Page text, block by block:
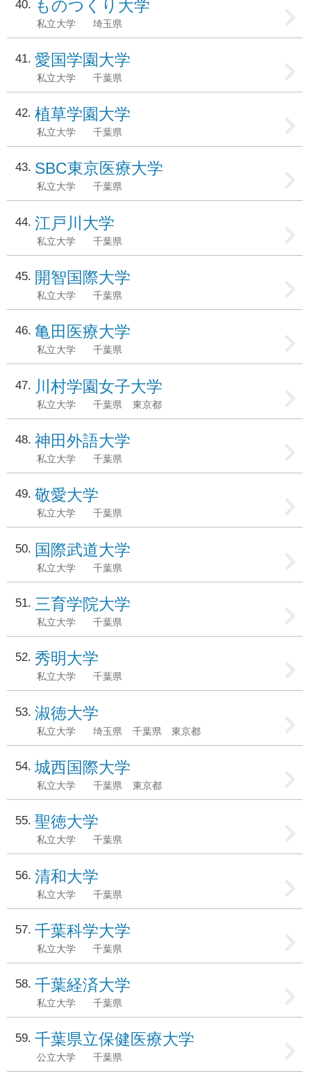
40 ものつくり大学
私立大学 埼玉県
41 愛国学園大学
私立大学 千葉県
42 植草学園大学
私立大学 千葉県
43 SBC東京医療大学
私立大学 千葉県
44 江戸川大学
私立大学 千葉県
45 開智国際大学
私立大学 千葉県
46 亀田医療大学
私立大学 千葉県
47 川村学園女子大学
私立大学 千葉県 東京都
48 神田外語大学
私立大学 千葉県
49 敬愛大学
私立大学 千葉県
50 国際武道大学
私立大学 千葉県
51 三育学院大学
私立大学 千葉県
52 秀明大学
私立大学 千葉県
53 淑徳大学
私立大学 埼玉県 千葉県 東京都
54 城西国際大学
私立大学 千葉県 東京都
55 聖徳大学
私立大学 千葉県
56 清和大学
私立大学 千葉県
57 千葉科学大学
私立大学 千葉県
58 千葉経済大学
私立大学 千葉県
59 千葉県立保健医療大学
公立大学 千葉県